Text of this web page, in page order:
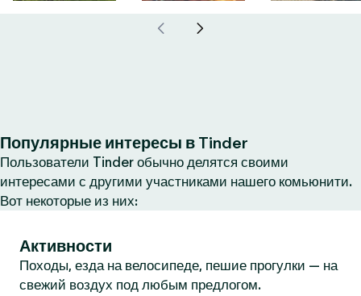
Популярные интересы в Tinder
Пользователи Tinder обычно делятся своими
интересами с другими участниками нашего комьюнити.
Вот некоторые из них:
Активности
Походы, езда на велосипеде, пешие прогулки — на
свежий воздух под любым предлогом.